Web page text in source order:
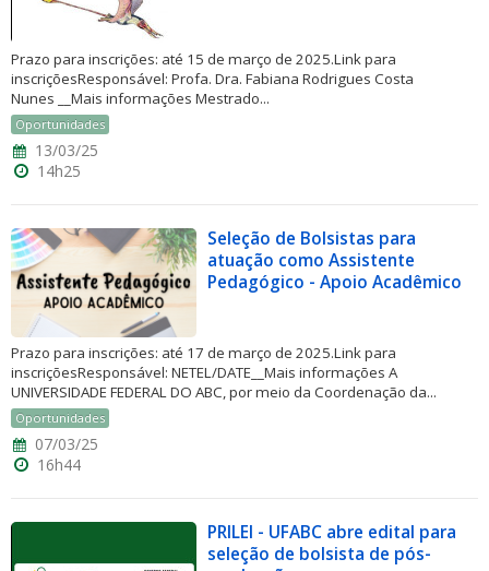
Prazo para inscrições: até 15 de março de 2025.Link para
inscriçõesResponsável: Profa. Dra. Fabiana Rodrigues Costa
Nunes __Mais informações Mestrado...
Oportunidades
13/03/25
14h25
Seleção de Bolsistas para
atuação como Assistente
Pedagógico - Apoio Acadêmico
Prazo para inscrições: até 17 de março de 2025.Link para
inscriçõesResponsável: NETEL/DATE__Mais informações A
UNIVERSIDADE FEDERAL DO ABC, por meio da Coordenação da...
Oportunidades
07/03/25
16h44
PRILEI - UFABC abre edital para
seleção de bolsista de pós-